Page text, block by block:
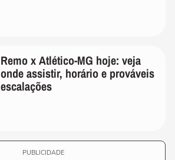
Remo x Atlético-MG hoje: veja
onde assistir, horário e prováveis
escalações
PUBLICIDADE